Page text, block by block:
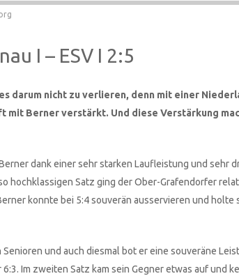
I – ESV I 2:5
darum nicht zu verlieren, denn mit einer
mit Berner verstärkt. Und diese Verstärkung
dank einer sehr starken Laufleistung und sehr
hochklassigen Satz ging der Ober-Grafendorfer
konnte bei 5:4 souverän ausservieren und holte
und auch diesmal bot er eine souveräne
Im zweiten Satz kam sein Gegner etwas auf und